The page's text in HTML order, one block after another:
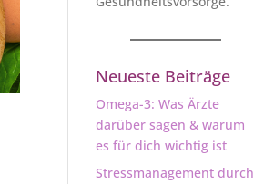
Neueste Beiträge
Omega-3: Was Ärzte
darüber sagen & warum
es für dich wichtig ist
Stressmanagement durch